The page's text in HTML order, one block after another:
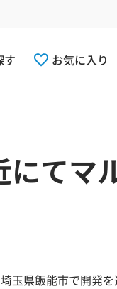
す お気に入り
てマ
玉県飯能市で開発